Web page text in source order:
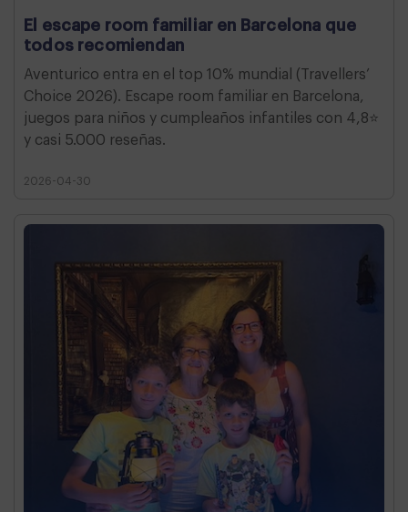
El escape room familiar en Barcelona que
todos recomiendan
Aventurico entra en el top 10% mundial (Travellers’
Choice 2026). Escape room familiar en Barcelona,
juegos para niños y cumpleaños infantiles con 4,8⭐
y casi 5.000 reseñas.
2026-04-30